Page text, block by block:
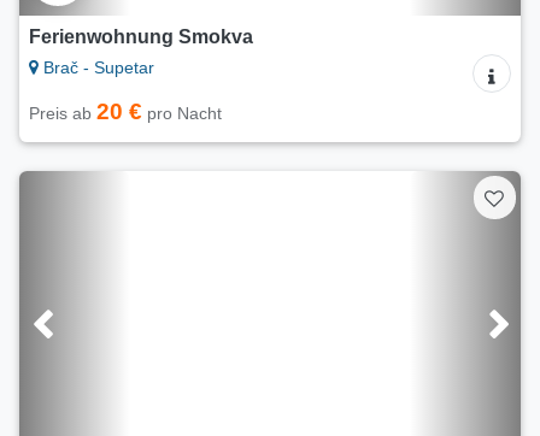
Ferienwohnung Smokva
Brač - Supetar
Preis ab 20 € pro Nacht